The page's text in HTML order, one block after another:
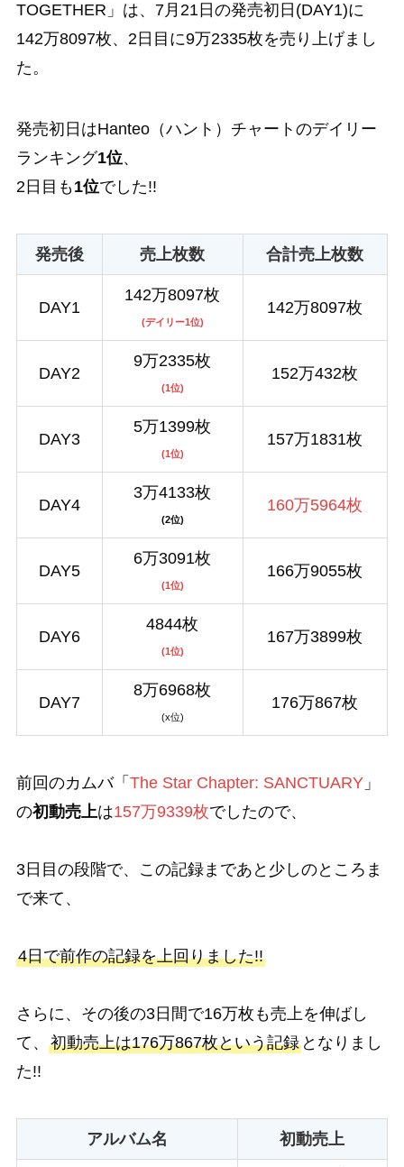
TOGETHER」は、7月21日の発売初日(DAY1)に
142万8097枚、2日目に9万2335枚を売り上げまし
た。
発売初日はHanteo（ハント）チャートのデイリー
ランキング1位、
2日目も1位でした!!
発売後 売上枚数 合計売上枚数
DAY1
142万8097枚
(デイリー1位)
142万8097枚
DAY2
9万2335枚
(1位)
152万432枚
DAY3
5万1399枚
(1位)
157万1831枚
DAY4
3万4133枚
(2位)
160万5964枚
DAY5
6万3091枚
(1位)
166万9055枚
DAY6
4844枚
(1位)
167万3899枚
DAY7
8万6968枚
(x位)
176万867枚
前回のカムバ「 The Star Chapter: SANCTUARY」
の初動売上は157万9339枚でしたので、
3日目の段階で、この記録まであと少しのところま
で来て、
4日で前作の記録を上回りました!!
さらに、その後の3日間で16万枚も売上を伸ばし
て、 初動売上は176万867枚という記録となりまし
た!!
アルバム名 初動売上